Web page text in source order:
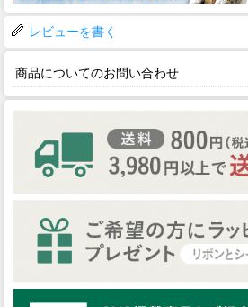
レビューを書く
商品についてのお問い合わせ